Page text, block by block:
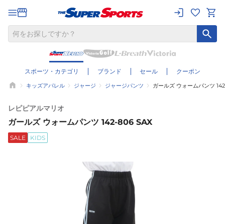
スポーツ・カテゴリ ブランド セール クーポン
キッズアパレル ジャージ ジャージパンツ ガールズ ウォームパンツ
レピピアルマリオ
ガールズ ウォームパンツ 142-806 SAX
SALE KIDS